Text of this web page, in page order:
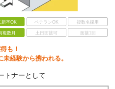
新卒OK ベテランOK 複数名採用
複数月 土日面接可 面接1回
も！
経験から携われる。
トナーとして